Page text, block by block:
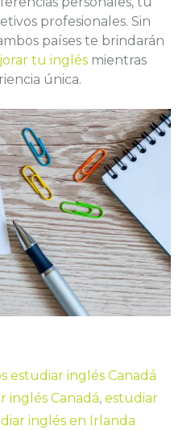
profesionales. Sin
países te brindarán
tu inglés mientras
única.
estudiar inglés Canadá
inglés Canadá, estudiar
inglés en Irlanda